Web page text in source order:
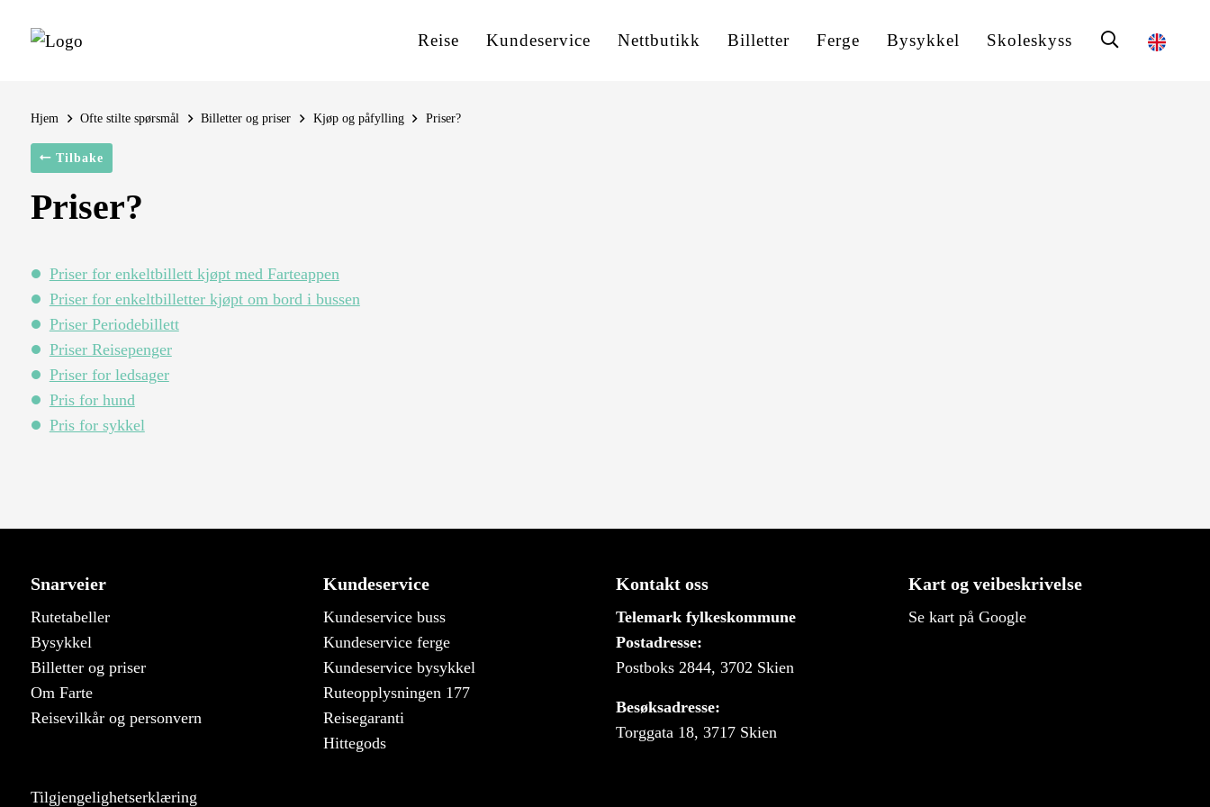
Reise Kundeservice Nettbutikk Billetter Ferge Bysykkel Skoleskyss
Hjem Ofte stilte spørsmål Billetter og priser Kjøp og påfylling Priser?
Tilbake
Priser?
Priser for enkeltbillett kjøpt med Farteappen
Priser for enkeltbilletter kjøpt om bord i bussen
Priser Periodebillett
Priser Reisepenger
Priser for ledsager
Pris for hund
Pris for sykkel
Snarveier
Rutetabeller
Bysykkel
Billetter og priser
Om Farte
Reisevilkår og personvern
Kundeservice
Kundeservice buss
Kundeservice ferge
Kundeservice bysykkel
Ruteopplysningen 177
Reisegaranti
Hittegods
Kontakt oss
Telemark fylkeskommune
Postadresse:
Postboks 2844, 3702 Skien
Besøksadresse:
Torggata 18, 3717 Skien
Kart og veibeskrivelse
Se kart på Google
Tilgjengelighetserklæring